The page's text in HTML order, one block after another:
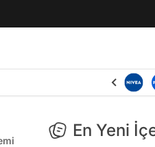
En Yeni